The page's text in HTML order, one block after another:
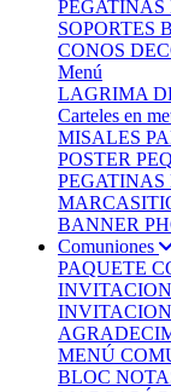
SOPORTES
CONOS
Menú
LAGRIMA
Carteles en
MISALES
POSTER
BANNER
Comuniones
PAQUETE
MENÚ
BLOC